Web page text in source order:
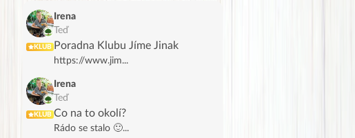
KLUB
Irena
Teď
Poradna Klubu Jíme Jinak
https://www.jim...
KLUB
Irena
Teď
Co na to okolí?
Rádo se stalo 🙂...